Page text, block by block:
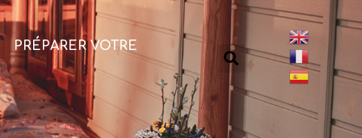
PRÉPARER VOTRE